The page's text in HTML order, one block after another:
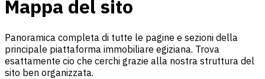
Mappa del sito
Panoramica completa di tutte le pagine e sezioni della
principale piattaforma immobiliare egiziana. Trova
esattamente cio che cerchi grazie alla nostra struttura del
sito ben organizzata.